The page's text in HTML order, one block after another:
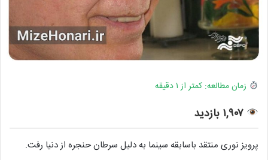
زمان مطالعه: کمتر از ۱ دقیقه
۱,۹۰۷ بازدید
پرویز نوری منتقد باسابقه سینما به دلیل سرطان حنجره از دنیا رفت.